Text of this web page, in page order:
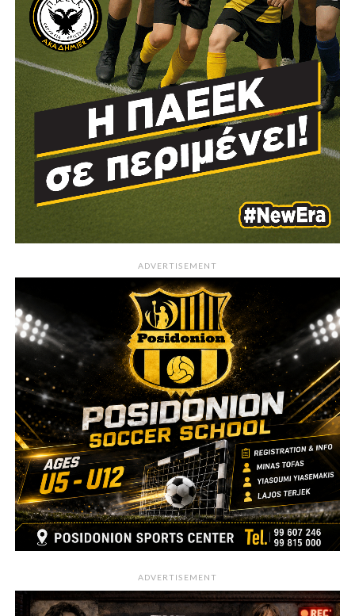
ADVERTISEMENT
ADVERTISEMENT